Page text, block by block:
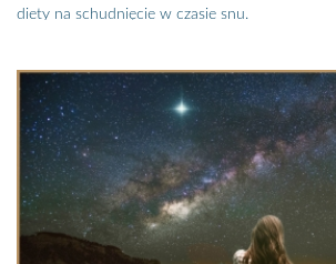
diety na schudnięcie w czasie snu.
Overnight diet została opracowana przez dr
Bostońskiego Centrum Medycznego, która
snu można chudnąć. Jest jednak kilka
dietę skuteczną. Pierwszym i najważniejszych
komfortowych warunkach. Twórczyni diety
wspomina o tym, ponieważ mieszka w kraju, w
człowiek już od urodzenia ma swoje wygodne
materacem. W Polsce, kraju gdzie nadal ponad